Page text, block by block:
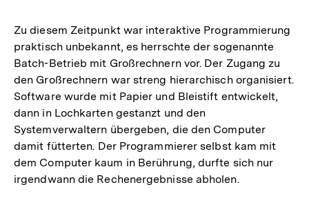
Zu diesem Zeitpunkt war interaktive Programmierung
praktisch unbekannt, es herrschte der sogenannte
Batch-Betrieb mit Großrechnern vor. Der Zugang zu
den Großrechnern war streng hierarchisch organisiert.
Software wurde mit Papier und Bleistift entwickelt,
dann in Lochkarten gestanzt und den
Systemverwaltern übergeben, die den Computer
damit fütterten. Der Programmierer selbst kam mit
dem Computer kaum in Berührung, durfte sich nur
irgendwann die Rechenergebnisse abholen.